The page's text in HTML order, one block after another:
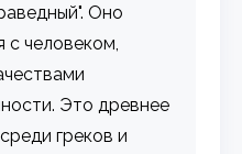
Оно
с человеком,
Это древнее
греков и